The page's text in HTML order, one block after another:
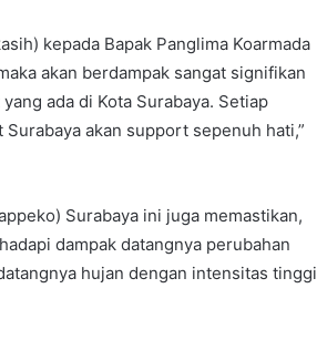
kepada Bapak Panglima Koarmada
akan berdampak sangat signifikan
ada di Kota Surabaya. Setiap
akan support sepenuh hati,”
Surabaya ini juga memastikan,
dampak datangnya perubahan
hujan dengan intensitas tinggi